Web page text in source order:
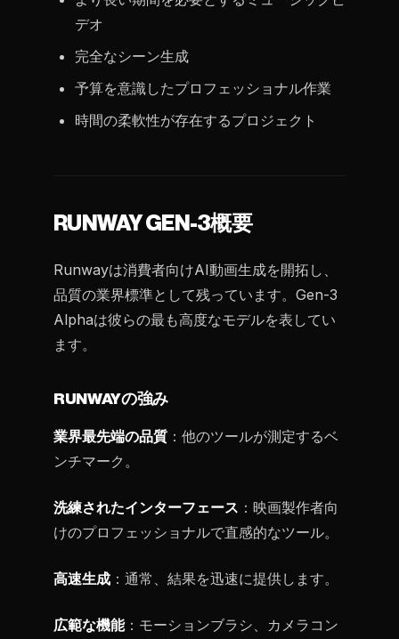
デオ
完全なシーン生成
予算を意識したプロフェッショナル作業
時間の柔軟性が存在するプロジェクト
RUNWAY GEN-3概要
Runwayは消費者向けAI動画生成を開拓し、
品質の業界標準として残っています。Gen-3
Alphaは彼らの最も高度なモデルを表してい
ます。
RUNWAYの強み
業界最先端の品質 ：他のツールが測定するベ
ンチマーク。
洗練されたインターフェース ：映画製作者向
けのプロフェッショナルで直感的なツール。
高速生成 ：通常、結果を迅速に提供します。
広範な機能：モーションブラシ、カメラコン